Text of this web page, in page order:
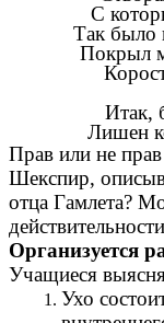
С
Так было
Покрыл
Итак,
Лишен
Прав или не
Шекспир,
отца Гамлета?
Организуется
Учащиеся
Ухо